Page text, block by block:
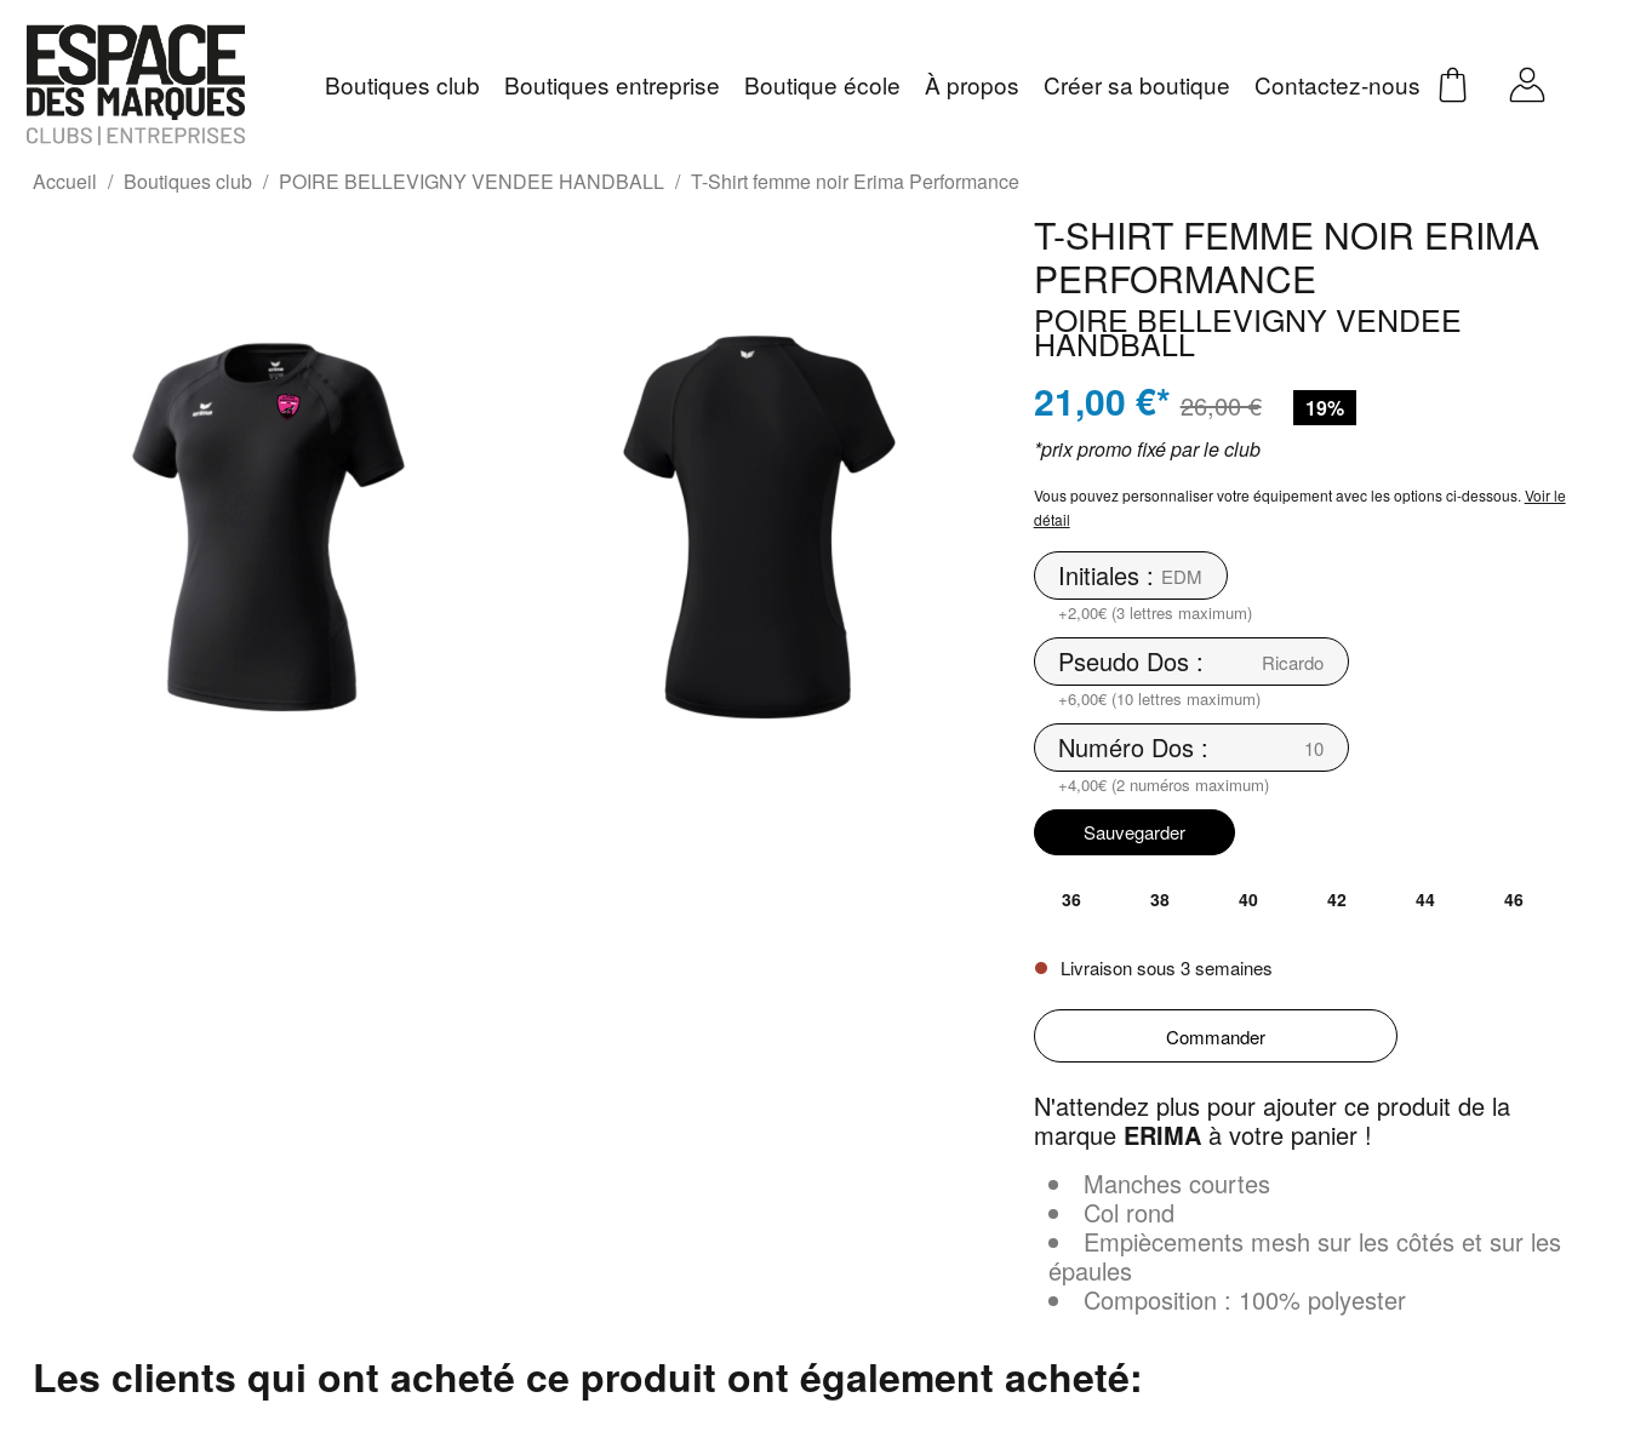
Boutiques club Boutiques entreprise Boutique école À propos Créer sa boutique Contactez-nous
Accueil Boutiques club POIRE BELLEVIGNY VENDEE HANDBALL T-Shirt femme noir Erima Performance
T-SHIRT FEMME NOIR ERIMA
PERFORMANCE
POIRE BELLEVIGNY VENDEE
HANDBALL
21,00 €*26,00 €
19%
*prix promo fixé par le club
Vous pouvez personnaliser votre équipement avec les options ci-dessous. Voir le
détail
Initiales :
+2,00€ (3 lettres maximum)
Pseudo Dos :
+6,00€ (10 lettres maximum)
Numéro Dos :
+4,00€ (2 numéros maximum)
Sauvegarder
36 38 40 42 44 46
 Livraison sous 3 semaines
Commander
N'attendez plus pour ajouter ce produit de la
marque ERIMAà votre panier !
Manches courtes
Col rond
Empiècements mesh sur les côtés et sur les
épaules
Composition : 100% polyester
Les clients qui ont acheté ce produit ont également acheté: